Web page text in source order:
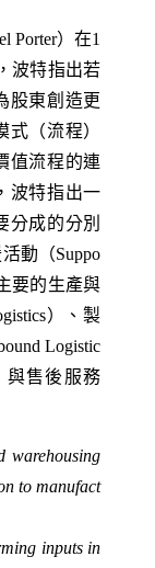
Porter）在1
波特指出若
股東創造更
（流程）
值流程的連
波特指出一
分成的分別
動（Suppo
要的生產與
）、製
Logistic
與售後服務
warehousing
to manufact
inputs in